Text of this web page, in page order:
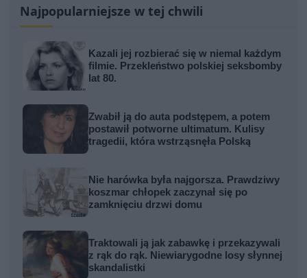
Najpopularniejsze w tej chwili
Kazali jej rozbierać się w niemal każdym
filmie. Przekleństwo polskiej seksbomby
lat 80.
Zwabił ją do auta podstępem, a potem
postawił potworne ultimatum. Kulisy
tragedii, która wstrząsnęła Polską
Nie harówka była najgorsza. Prawdziwy
koszmar chłopek zaczynał się po
zamknięciu drzwi domu
Traktowali ją jak zabawkę i przekazywali
z rąk do rąk. Niewiarygodne losy słynnej
skandalistki